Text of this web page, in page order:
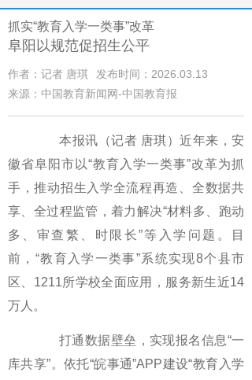
抓实“教育入学一类事”改革
阜阳以规范促招生公平
作者：记者 唐琪
发布时间：2026.03.13
来源：中国教育新闻网-中国教育报
本报讯（记者 唐琪）近年来，安
徽省阜阳市以“教育入学一类事”改革为抓
手，推动招生入学全流程再造、全数据共
享、全过程监管，着力解决“材料多、跑动
多、审查繁、时限长”等入学问题。目
前，“教育入学一类事”系统实现8个县市
区、1211所学校全面应用，服务新生近14
万人。
打通数据壁垒，实现报名信息“一
库共享”。依托“皖事通”APP建设“教育入学